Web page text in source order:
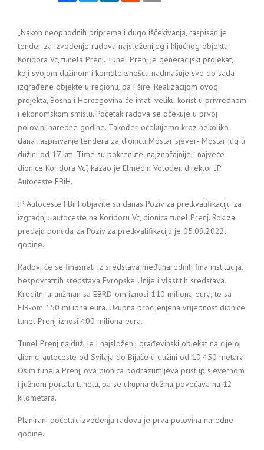
„Nakon neophodnih priprema i dugo iščekivanja, raspisan je
tender za izvođenje radova najsloženijeg i ključnog objekta
Koridora Vc, tunela Prenj. Tunel Prenj je generacijski projekat,
koji svojom dužinom i kompleksnošću nadmašuje sve do sada
izgrađene objekte u regionu, pa i šire. Realizacijom ovog
projekta, Bosna i Hercegovina će imati veliku korist u privrednom
i ekonomskom smislu. Početak radova se očekuje u prvoj
polovini naredne godine. Također, očekujemo kroz nekoliko
dana raspisivanje tendera za dionicu Mostar sjever- Mostar jug u
dužini od 17 km. Time su pokrenute, najznačajnije i najveće
dionice Koridora Vc“, kazao je Elmedin Voloder, direktor JP
Autoceste FBiH.
JP Autoceste FBiH objavile su danas Poziv za pretkvalifikaciju za
izgradnju autoceste na Koridoru Vc, dionica tunel Prenj. Rok za
predaju ponuda za Poziv za pretkvalifikaciju je 05.09.2022.
godine.
Radovi će se finasirati iz sredstava međunarodnih fina institucija,
bespovratnih sredstava Evropske Unije i vlastitih sredstava.
Kreditni aranžman sa EBRD-om iznosi 110 miliona eura, te sa
EIB-om 150 miliona eura. Ukupna procijenjena vrijednost dionice
tunel Prenj iznosi 400 miliona eura.
Tunel Prenj najduži je i najsloženij građevinski objekat na cijeloj
dionici autoceste od Svilaja do Bijače u dužini od 10.450 metara.
Osim tunela Prenj, ova dionica podrazumijeva pristup sjevernom
i južnom portalu tunela, pa se ukupna dužina povećava na 12
kilometara.
Planirani početak izvođenja radova je prva polovina naredne
godine.